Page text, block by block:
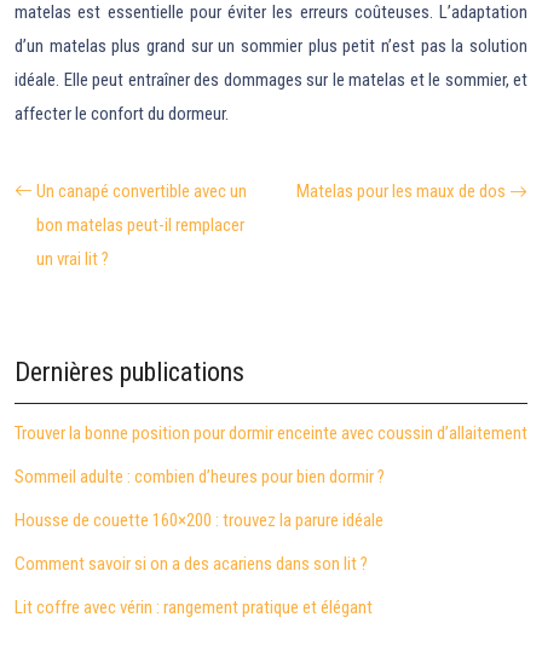
matelas est essentielle pour éviter les erreurs coûteuses. L’adaptation
d’un matelas plus grand sur un sommier plus petit n’est pas la solution
idéale. Elle peut entraîner des dommages sur le matelas et le sommier, et
affecter le confort du dormeur.
Un canapé convertible avec un
bon matelas peut-il remplacer
un vrai lit ?
Matelas pour les maux de dos
Dernières publications
Trouver la bonne position pour dormir enceinte avec coussin d’allaitement
Sommeil adulte : combien d’heures pour bien dormir ?
Housse de couette 160×200 : trouvez la parure idéale
Comment savoir si on a des acariens dans son lit ?
Lit coffre avec vérin : rangement pratique et élégant